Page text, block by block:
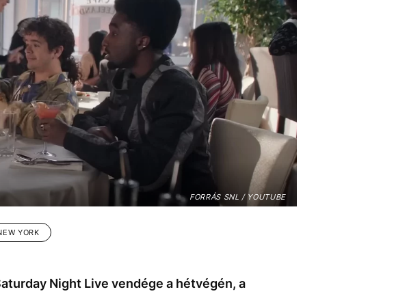
FORRÁS SNL / YOUTUBE
YORK
Night Live vendége a hétvégén, a